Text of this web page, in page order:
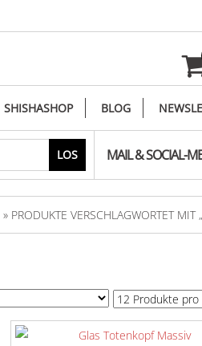
SHISHASHOP BLOG
LOS MAIL & SOCIAL-
» PRODUKTE VERSCHLAGWORTET MIT